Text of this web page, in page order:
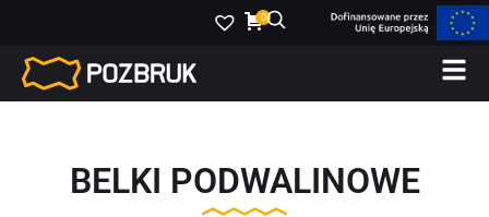
0
BELKI PODWALINOWE